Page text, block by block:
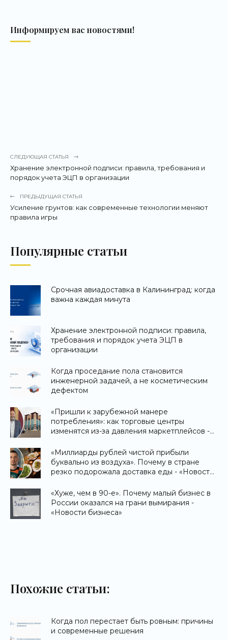
Информируем вас новостями!
СЛЕДУЮЩАЯ СТАТЬЯ
Хранение электронной подписи: правила, требования и
порядок учета ЭЦП в организации
ПРЕДЫДУЩАЯ СТАТЬЯ
Усиление грунтов: как современные технологии меняют
правила игры
Популярные статьи
Срочная авиадоставка в Калининград: когда
важна каждая минута
Хранение электронной подписи: правила,
требования и порядок учета ЭЦП в
организации
Когда проседание пола становится
инженерной задачей, а не косметическим
дефектом
«Пришли к зарубежной манере
потребления»: как торговые центры
изменятся из-за давления маркетплейсов -
«Миллиарды рублей чистой прибыли
буквально из воздуха». Почему в стране
резко подорожала доставка еды - «Новости
«Хуже, чем в 90-е». Почему малый бизнес в
России оказался на грани вымирания -
«Новости бизнеса»
Похожие статьи:
Когда пол перестает быть ровным: причины
и современные решения